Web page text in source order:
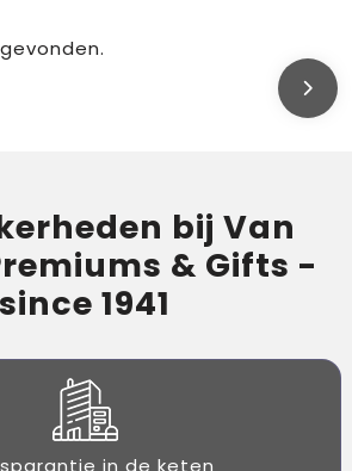
bij Van
& Gifts -
since 1941
in de keten